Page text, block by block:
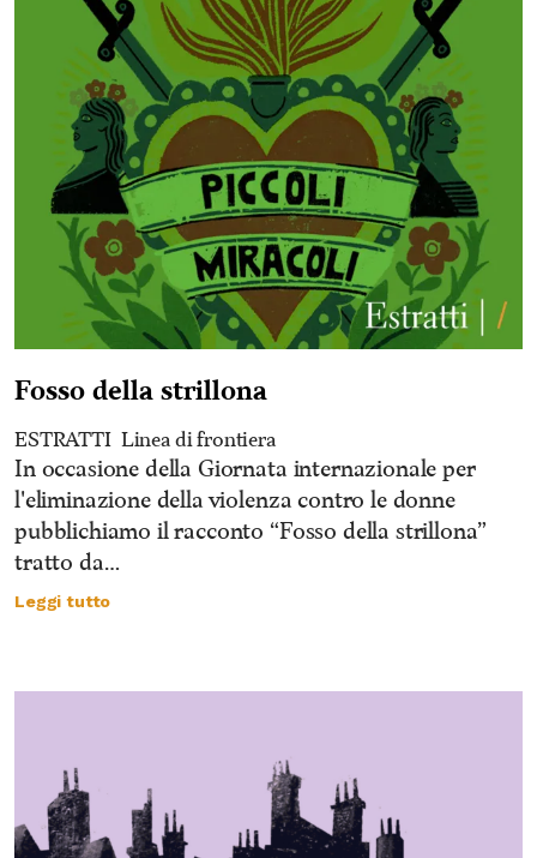
Fosso della strillona
ESTRATTI Linea di frontiera
In occasione della Giornata internazionale per
l'eliminazione della violenza contro le donne
pubblichiamo il racconto “Fosso della strillona”
tratto da…
Leggi tutto